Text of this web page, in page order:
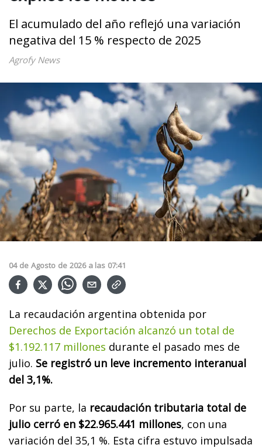
El acumulado del año reflejó una variación
negativa del 15 % respecto de 2025
Agrofy News
04 de Agosto de 2026 a las 07:41
La recaudación argentina obtenida por
Derechos de Exportación alcanzó un total de
$1.192.117 millones durante el pasado mes de
julio. Se registró un leve incremento interanual
del 3,1%.
Por su parte, la recaudación tributaria total de
julio cerró en $22.965.441 millones, con una
variación del 35,1 %. Esta cifra estuvo impulsada